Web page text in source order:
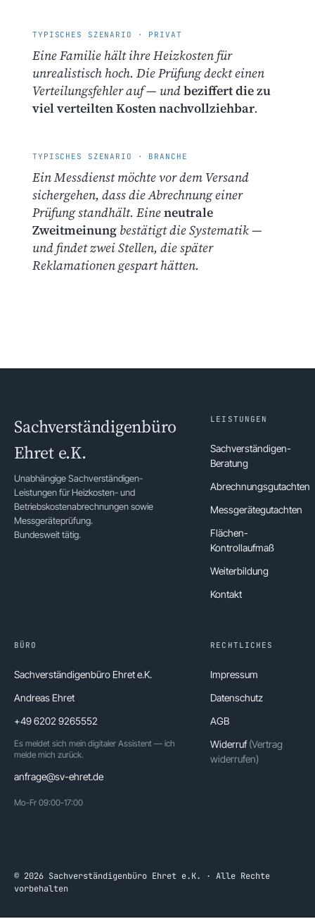
TYPISCHES SZENARIO · PRIVAT
Eine Familie hält ihre Heizkosten für
unrealistisch hoch. Die Prüfung deckt einen
Verteilungsfehler auf — undbeziffert die zu
viel verteilten Kosten nachvollziehbar.
TYPISCHES SZENARIO · BRANCHE
Ein Messdienst möchte vor dem Versand
sichergehen, dass die Abrechnung einer
Prüfung standhält. Eineneutrale
Zweitmeinung bestätigt die Systematik —
und findet zwei Stellen, die später
Reklamationen gespart hätten.
Sachverständigenbüro
Ehret e.K.
Unabhängige Sachverständigen-
Leistungen für Heizkosten- und
Betriebskostenabrechnungen sowie
Messgeräteprüfung.
Bundesweit tätig.
LEISTUNGEN
Sachverständigen-
Beratung
Abrechnungsgutachten
Messgerätegutachten
Flächen-
Kontrollaufmaß
Weiterbildung
Kontakt
BÜRO
Sachverständigenbüro Ehret e.K.
Andreas Ehret
+49 6202 9265552
Es meldet sich mein digitaler Assistent — ich
melde mich zurück.
anfrage@sv-ehret.de
Mo-Fr 09:00-17:00
RECHTLICHES
Impressum
Datenschutz
AGB
Widerruf(Vertrag
widerrufen)
© 2026 Sachverständigenbüro Ehret e.K. · Alle Rechte
vorbehalten